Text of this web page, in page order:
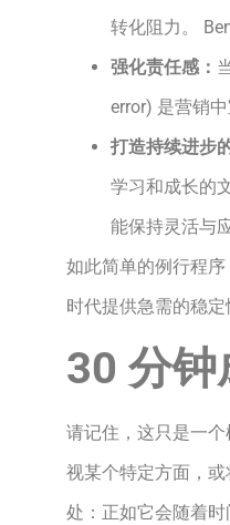
转化阻力。
强化责任感：
error) 是营销
打造持续进步
学习和成长的
能保持灵活与
如此简单的例行程
时代提供急需的稳定
30 分
请记住，这只是一
视某个特定方面，
处：正如它会随着